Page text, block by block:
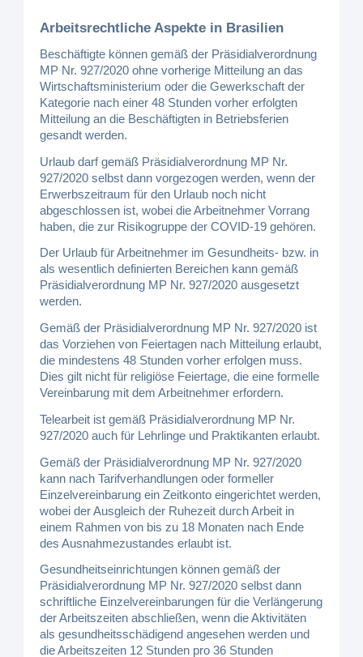
Arbeitsrechtliche Aspekte in Brasilien
Beschäftigte können gemäß der Präsidialverordnung
MP Nr. 927/2020 ohne vorherige Mitteilung an das
Wirtschaftsministerium oder die Gewerkschaft der
Kategorie nach einer 48 Stunden vorher erfolgten
Mitteilung an die Beschäftigten in Betriebsferien
gesandt werden.
Urlaub darf gemäß Präsidialverordnung MP Nr.
927/2020 selbst dann vorgezogen werden, wenn der
Erwerbszeitraum für den Urlaub noch nicht
abgeschlossen ist, wobei die Arbeitnehmer Vorrang
haben, die zur Risikogruppe der COVID-19 gehören.
Der Urlaub für Arbeitnehmer im Gesundheits- bzw. in
als wesentlich definierten Bereichen kann gemäß
Präsidialverordnung MP Nr. 927/2020 ausgesetzt
werden.
Gemäß der Präsidialverordnung MP Nr. 927/2020 ist
das Vorziehen von Feiertagen nach Mitteilung erlaubt,
die mindestens 48 Stunden vorher erfolgen muss.
Dies gilt nicht für religiöse Feiertage, die eine formelle
Vereinbarung mit dem Arbeitnehmer erfordern.
Telearbeit ist gemäß Präsidialverordnung MP Nr.
927/2020 auch für Lehrlinge und Praktikanten erlaubt.
Gemäß der Präsidialverordnung MP Nr. 927/2020
kann nach Tarifverhandlungen oder formeller
Einzelvereinbarung ein Zeitkonto eingerichtet werden,
wobei der Ausgleich der Ruhezeit durch Arbeit in
einem Rahmen von bis zu 18 Monaten nach Ende
des Ausnahmezustandes erlaubt ist.
Gesundheitseinrichtungen können gemäß der
Präsidialverordnung MP Nr. 927/2020 selbst dann
schriftliche Einzelvereinbarungen für die Verlängerung
der Arbeitszeiten abschließen, wenn die Aktivitäten
als gesundheitsschädigend angesehen werden und
die Arbeitszeiten 12 Stunden pro 36 Stunden